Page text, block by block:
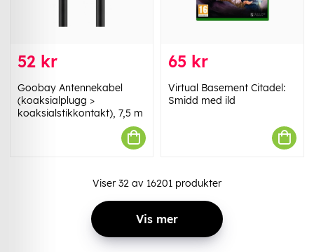
52 kr
Goobay Antennekabel
(koaksialplugg >
koaksialstikkontakt), 7,5 m
65 kr
Virtual Basement Citadel:
Smidd med ild
Viser 32 av 16201 produkter
Vis mer